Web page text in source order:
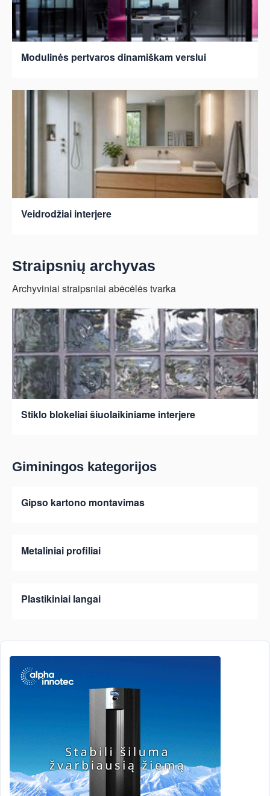
Modulinės pertvaros dinamiškam verslui
Veidrodžiai interjere
Straipsnių archyvas
Archyviniai straipsniai abėcėlės tvarka
Stiklo blokeliai šiuolaikiniame interjere
Giminingos kategorijos
Gipso kartono montavimas
Metaliniai profiliai
Plastikiniai langai